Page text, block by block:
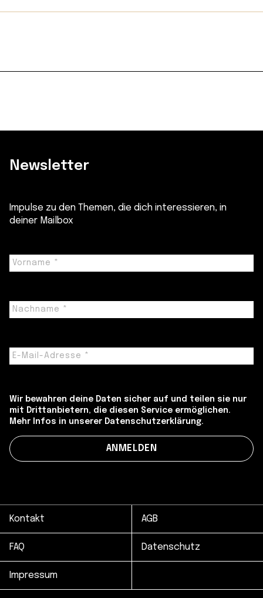
Newsletter
Impulse zu den Themen, die dich interessieren, in
deiner Mailbox
Wir bewahren deine Daten sicher auf und teilen sie nur
mit Drittanbietern, die diesen Service ermöglichen.
Mehr Infos in unserer Datenschutzerklärung.
Kontakt AGB
FAQ Datenschutz
Impressum